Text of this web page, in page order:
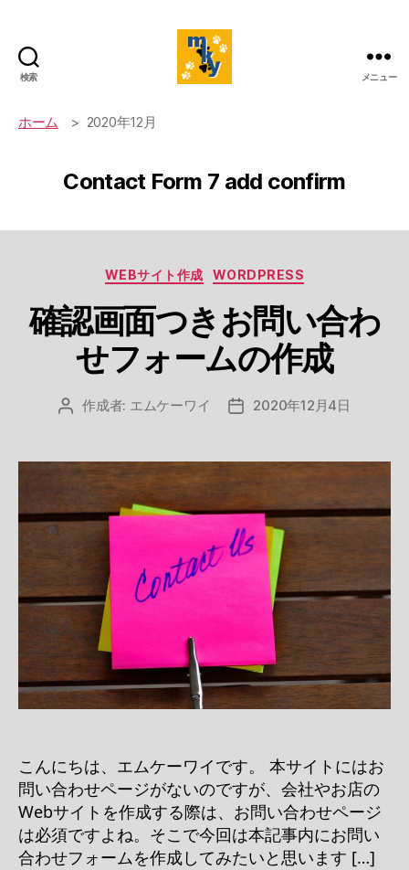
検索 メニュー
ホーム 2020年12月
Contact Form 7 add confirm
カ
ゴ
リ
ー
WEBサイト作成 WORDPRESS
確認画面つきお問い合わ
せフォームの作成
投 作成者: エムケーワイ
投 2020年12月4日
こんにちは、エムケーワイです。 本サイトにはお
問い合わせページがないのですが、会社やお店の
Webサイトを作成する際は、お問い合わせページ
は必須ですよね。そこで今回は本記事内にお問い
合わせフォームを作成してみたいと思います […]